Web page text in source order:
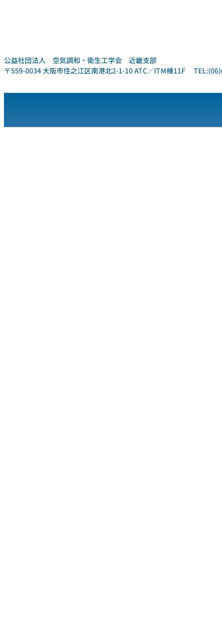
公益社団法人 空気調和・衛生工学会 近畿支部
〒559-0034 大阪市住之江区南港北2-1-10 ATC／ITM棟11F